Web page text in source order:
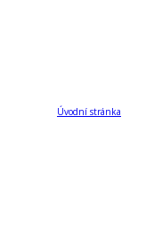
Úvodní stránka